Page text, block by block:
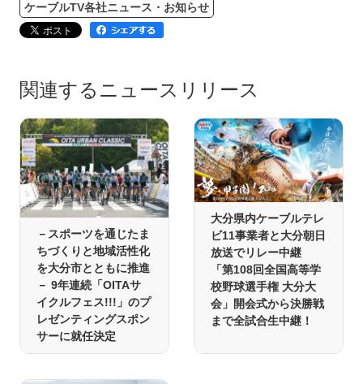
ケーブルTV各社ニュース・お知らせ
関連するニュースリリース
－スポーツを通じたま
ちづくりと地域活性化
を大分市とともに推進
－ 9年連続「OITAサ
イクルフェス!!!」のプ
レゼンティングスポン
サーに就任決定
大分県内ケーブルテレ
ビ11事業者と大分朝日
放送でリレー中継
「第108回全国高等学
校野球選手権 大分大
会」開会式から決勝戦
まで全試合生中継！